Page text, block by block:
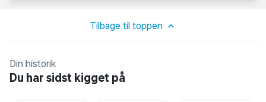
Tilbage til toppen
Din historik
Du har sidst kigget på